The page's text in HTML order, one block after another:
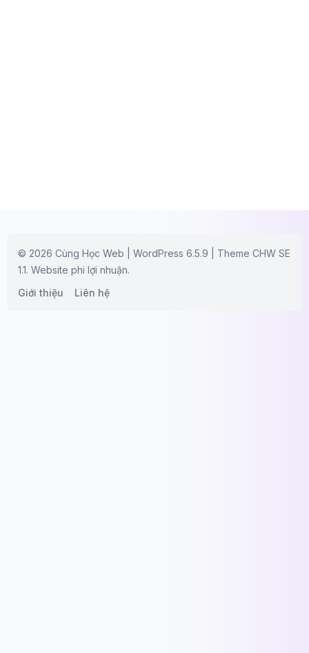
© 2026 Cùng Học Web | WordPress 6.5.9 | Theme CHW SE
1.1. Website phi lợi nhuận.
Giới thiệu
Liên hệ